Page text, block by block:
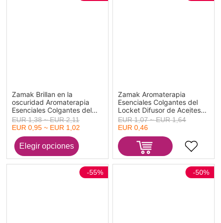
Zamak Brillan en la
oscuridad Aromaterapia
Esenciales Colgantes del
Locket Difusor de Aceites
Ronda Tono de Plata Verde
Universo Galaxia Tallado
Puede Abrir (Apta 24mm)
39mm x 27mm, 1 Unidad
EUR 1,38 ~ EUR 2,11
EUR 0,95 ~ EUR 1,02
Zamak Aromaterapia
Esenciales Colgantes del
Locket Difusor de Aceites
Ronda Tono de Plata Árbol
Navideño Navidad Tallado
Base Camafeo (Apta
30mm) 44mm x 32mm, 1
Unidad
EUR 1,07 ~ EUR 1,64
EUR 0,46
-55% -50%